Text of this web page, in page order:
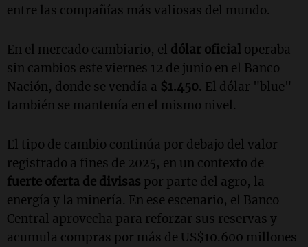
entre las compañías más valiosas del mundo.
En el mercado cambiario, el dólar oficial operaba
sin cambios este viernes 12 de junio en el Banco
Nación, donde se vendía a $1.450. El dólar "blue"
también se mantenía en el mismo nivel.
El tipo de cambio continúa por debajo del valor
registrado a fines de 2025, en un contexto de
fuerte oferta de divisas por parte del agro, la
energía y la minería. En ese escenario, el Banco
Central aprovecha para reforzar sus reservas y
acumula compras por más de US$10.600 millones